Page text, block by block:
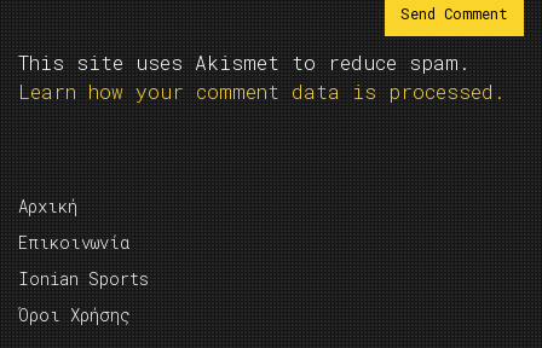
This site uses Akismet to reduce spam.
Learn how your comment data is processed.
Αρχική
Επικοινωνία
Ionian Sports
Όροι Χρήσης